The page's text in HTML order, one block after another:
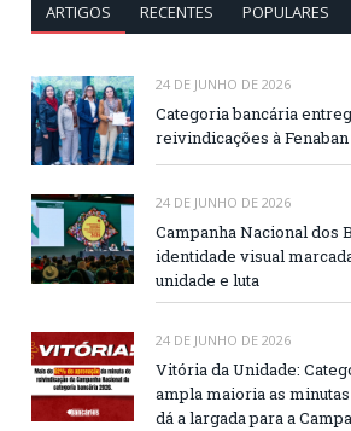
ARTIGOS RECENTES POPULARES
24 DE JUNHO DE 2026
Categoria bancária
reivindicações à Fenaban
24 DE JUNHO DE 2026
Campanha Nacional dos
identidade visual
unidade e luta
24 DE JUNHO DE 2026
Vitória da Unidade:
ampla maioria as
dá a largada para a